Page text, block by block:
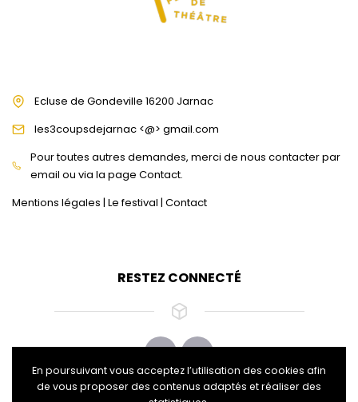
Ecluse de Gondeville 16200 Jarnac
les3coupsdejarnac <@> gmail.com
Pour toutes autres demandes, merci de nous contacter par
email ou via la page Contact.
Mentions légales | Le festival | Contact
RESTEZ CONNECTÉ
En poursuivant vous acceptez l’utilisation des cookies afin
de vous proposer des contenus adaptés et réaliser des